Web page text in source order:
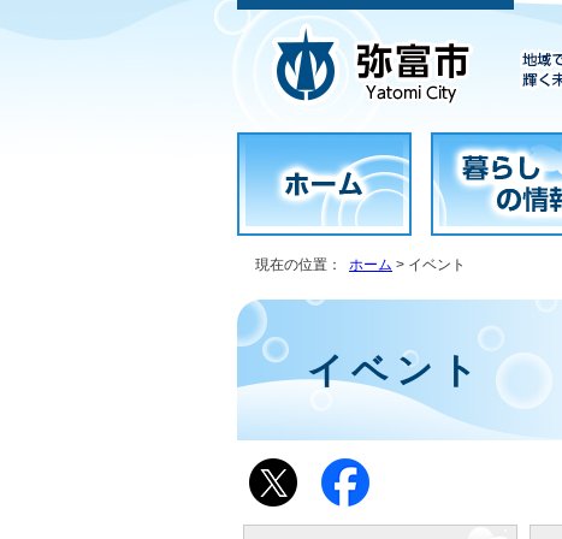
現在の位置： ホーム > イベント
イベント